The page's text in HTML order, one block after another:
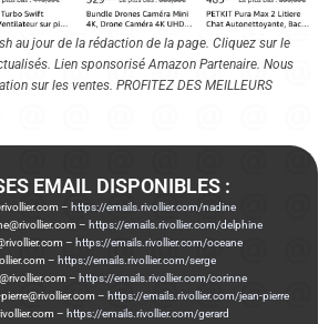
au jour de la rédaction de la page. Cliquez sur le
Lien sponsorisé Amazon Partenaire. Nous
sur les ventes. PROFITEZ DES MEILLEURS
EMAIL DISPONIBLES :
– https://emails.rivollier.com/nadine
– https://emails.rivollier.com/delphine
– https://emails.rivollier.com/oceane
– https://emails.rivollier.com/serge
– https://emails.rivollier.com/corinne
pierre@rivollier.com – https://emails.rivollier.com/jean-pierre
– https://emails.rivollier.com/gerard